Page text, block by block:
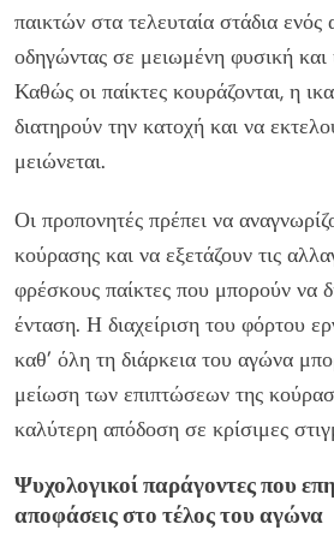
παικτών στα τελευταία στάδια
οδηγώντας σε μειωμένη φυσική και
Καθώς οι παίκτες κουράζονται, η
διατηρούν την κατοχή και να
μειώνεται.
Οι προπονητές πρέπει να
κούρασης και να εξετάζουν τις
φρέσκους παίκτες που μπορούν να
ένταση. Η διαχείριση του φόρτου
καθ’ όλη τη διάρκεια του αγώνα
μείωση των επιπτώσεων της
καλύτερη απόδοση σε κρίσιμες
Ψυχολογικοί παράγοντες που
αποφάσεις στο τέλος του αγώνα